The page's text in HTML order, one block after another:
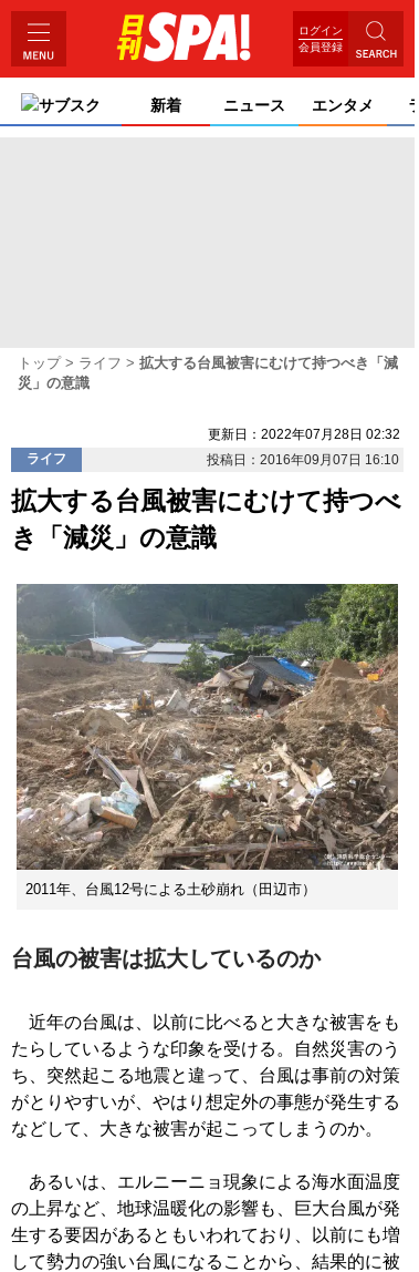
ログイン
会員登録
サブスク 新着 ニュース エンタメ
トップ ライフ
拡大する台風被害にむけて持つべき「減
災」の意識
更新日：2022年07月28日 02:32
ライフ
投稿日：2016年09月07日 16:10
拡大する台風被害にむけて持つべ
き「減災」の意識
2011年、台風12号による土砂崩れ（田辺市）
台風の被害は拡大しているのか
近年の台風は、以前に比べると大きな被害をも
たらしているような印象を受ける。自然災害のう
ち、突然起こる地震と違って、台風は事前の対策
がとりやすいが、やはり想定外の事態が発生する
などして、大きな被害が起こってしまうのか。
あるいは、エルニーニョ現象による海水面温度
の上昇など、地球温暖化の影響も、巨大台風が発
生する要因があるともいわれており、以前にも増
して勢力の強い台風になることから、結果的に被